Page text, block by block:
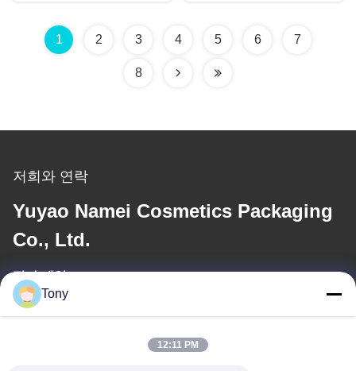
1 2 3 4 5 6 7
8
저희와 연락
Yuyao Namei Cosmetics Packaging
Co., Ltd.
전자 메일
Tony
12:11 PM